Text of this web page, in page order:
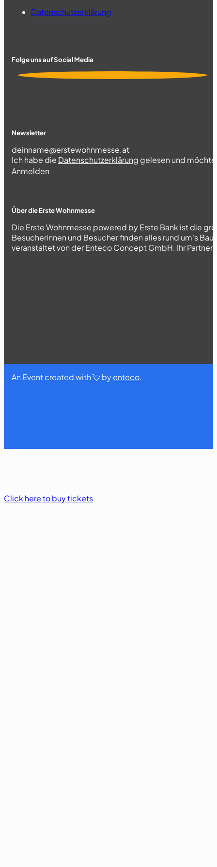
Datenschutzerklärung
Folge uns auf Social Media
Newsletter
Section
Ich habe die Datenschutzerklärung gelesen und
Abschnitt
Anmelden
Über die Erste Wohnmesse
Die Erste Wohnmesse powered by Erste Bank ist die
Besucherinnen und Besucher finden alles rund um's
veranstaltet von der Enteco Concept GmbH. Ihr Partner
An Event created with 💘 byenteco.
Click here to buy tickets